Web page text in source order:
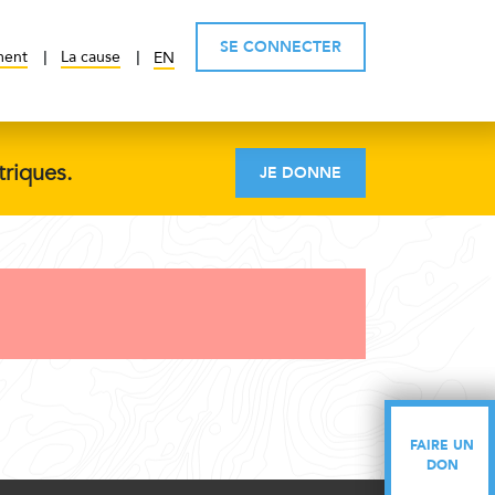
La cause EN
SE CONNECTER
FAIRE UN
DON
JE DONNE
FAIRE UN
DON